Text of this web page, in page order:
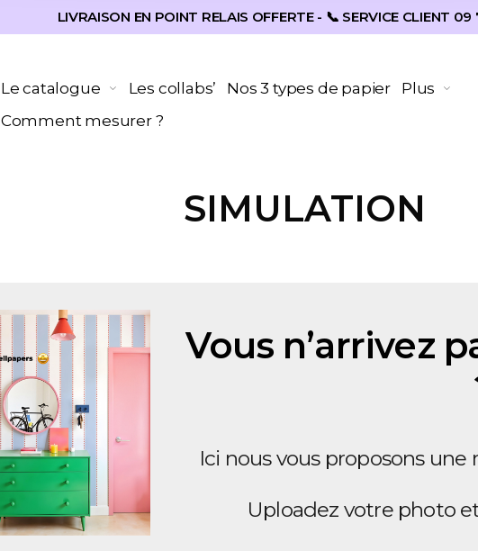
LIVRAISON EN POINT RELAIS OFFERTE - 📞 SERVICE CLIENT
Le catalogue Les collabs’ Nos 3 types de papier
Plus
Comment mesurer ?
SIMULATION
Vous n’arrivez
Ici nous vous proposons
Uploadez votre photo